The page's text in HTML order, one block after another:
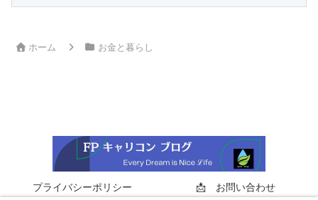
ホーム お金と暮らし
プライバシーポリシー 📩 お問い合わせ